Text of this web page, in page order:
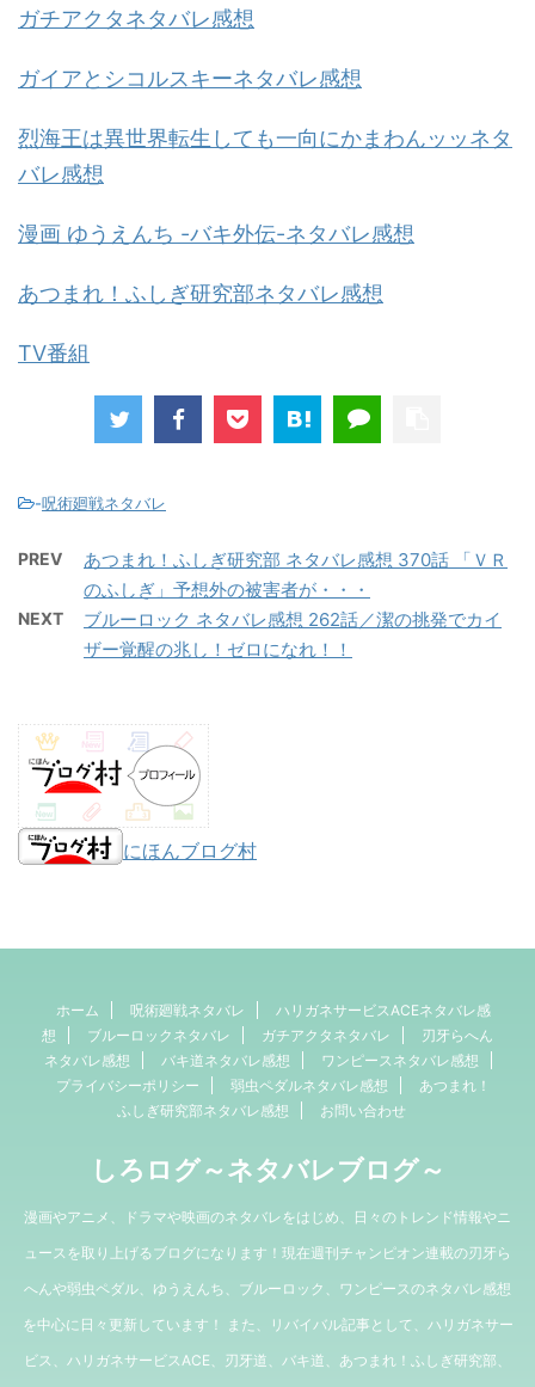
ガチアクタネタバレ感想
ガイアとシコルスキーネタバレ感想
烈海王は異世界転生しても一向にかまわんッッネタ
バレ感想
漫画 ゆうえんち -バキ外伝-ネタバレ感想
あつまれ！ふしぎ研究部ネタバレ感想
TV番組
-呪術廻戦ネタバレ
PREV
あつまれ！ふしぎ研究部 ネタバレ感想 370話 「ＶＲ
のふしぎ」予想外の被害者が・・・
NEXT
ブルーロック ネタバレ感想 262話／潔の挑発でカイ
ザー覚醒の兆し！ゼロになれ！！
にほんブログ村
ホーム 呪術廻戦ネタバレ
ハリガネサービスACEネタバレ感
想
ブルーロックネタバレ ガチアクタネタバレ
刃牙らへん
ネタバレ感想
バキ道ネタバレ感想
ワンピースネタバレ感想
プライバシーポリシー
弱虫ペダルネタバレ感想
あつまれ！
ふしぎ研究部ネタバレ感想
お問い合わせ
しろログ～ネタバレブログ～
漫画やアニメ、ドラマや映画のネタバレをはじめ、日々のトレンド情報やニ
ュースを取り上げるブログになります！現在週刊チャンピオン連載の刃牙ら
へんや弱虫ペダル、ゆうえんち、ブルーロック、ワンピースのネタバレ感想
を中心に日々更新しています！ また、リバイバル記事として、ハリガネサー
ビス、ハリガネサービスACE、刃牙道、バキ道、あつまれ！ふしぎ研究部、